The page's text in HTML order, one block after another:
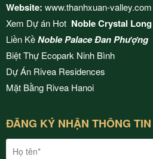
Website: www.thanhxuan-valley.com
Xem Dự án Hot Noble Crystal
Liền KềNoble Palace Đan Phượng
Biệt Thự Ecopark Ninh Bình
Dự Án Rivea Residences
Mặt Bằng Rivea Hanoi
ĐĂNG KÝ NHẬN THÔNG TIN